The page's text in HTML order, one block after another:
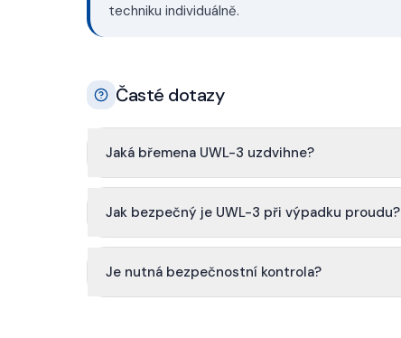
techniku individuálně.
Časté dotazy
Jaká břemena UWL-3 uzdvihne?
Jak bezpečný je UWL-3 při výpadku proudu?
Je nutná bezpečnostní kontrola?